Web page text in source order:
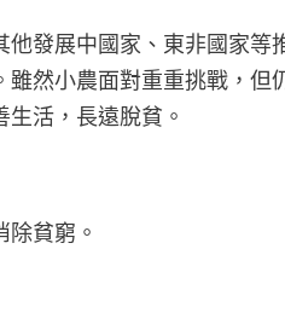
發展中國家、東非國家
然小農面對重重挑戰，
活，長遠脫貧。
貧窮。